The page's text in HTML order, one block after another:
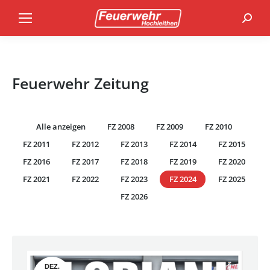
Feuerwehr Zeitung
Alle anzeigen FZ 2008 FZ 2009
FZ 2010
FZ 2011
FZ 2012 FZ 2013 FZ 2014
FZ 2015
FZ 2016
FZ 2017 FZ 2018 FZ 2019
FZ 2020
FZ 2021
FZ 2022 FZ 2023 FZ 2024
FZ 2025
FZ 2026
DEZ.